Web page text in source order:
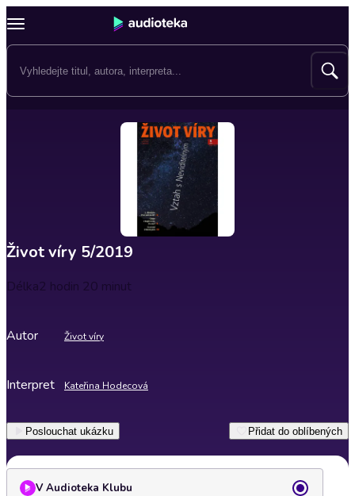
Život víry 5/2019
Délka2 hodin 20 minut
Autor Život víry
Interpret Kateřina Hodecová
Poslouchat ukázku Přidat do oblíbených
V Audioteka Klubu